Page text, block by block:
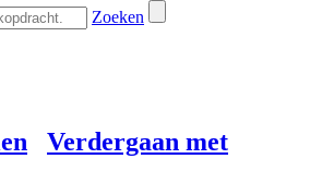
Zoeken
Verdergaan met